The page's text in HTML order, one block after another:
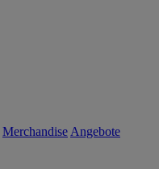
Merchandise Angebote